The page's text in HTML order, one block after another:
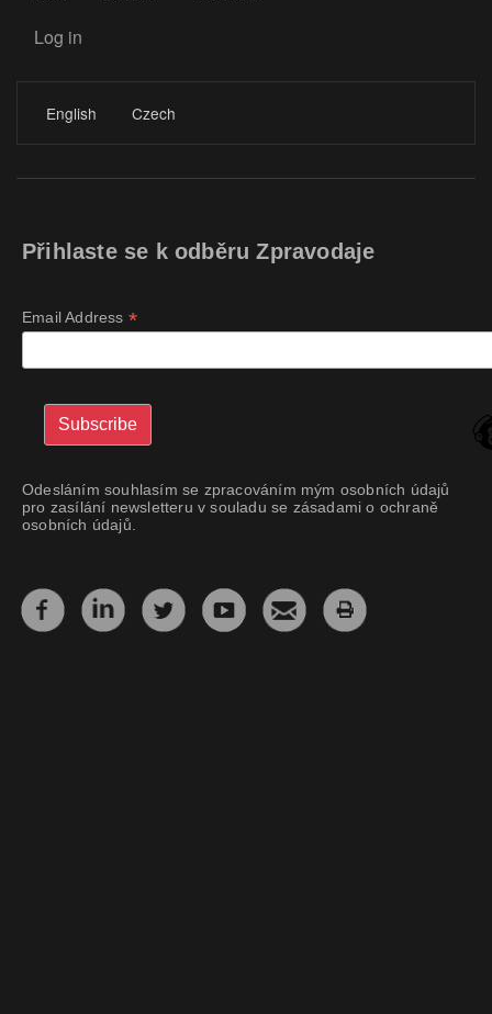
LOGIN
Log in
English Czech
Přihlaste se k odběru Zpravodaje
Email Address *
Odesláním souhlasím se zpracováním mým osobních údajů
pro zasílání newsletteru v souladu se zásadami o ochraně
osobních údajů.